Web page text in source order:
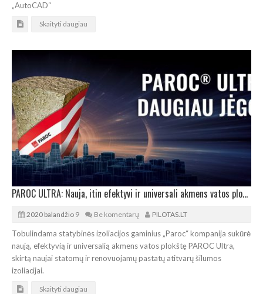
„AutoCAD“
Skaityti daugiau
PAROC ULTRA: Nauja, itin efektyvi ir universali akmens vatos plokštė
2020 balandžio 9 Be komentarų PILOTAS.LT
Tobulindama statybinės izoliacijos gaminius „Paroc“ kompanija sukūrė
naują, efektyvią ir universalią akmens vatos plokštę PAROC Ultra,
skirtą naujai statomų ir renovuojamų pastatų atitvarų šilumos
izoliacijai.
Skaityti daugiau